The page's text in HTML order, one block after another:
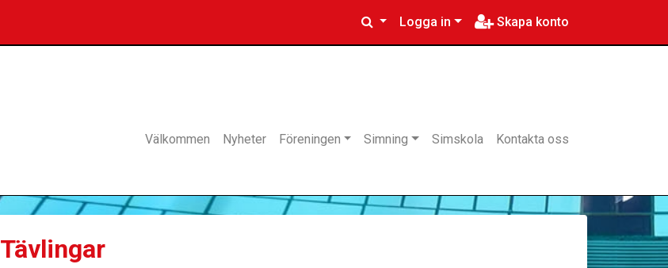
Logga in Skapa konto
Välkommen Nyheter Föreningen Simning Simskola Kontakta oss
Tävlingar